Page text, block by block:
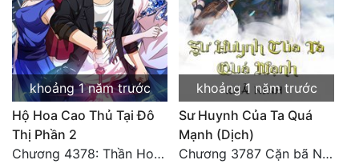
Cơ Trí
Sát Phạt Quyết Đoán
Vô Sỉ
Điềm Đạm
khoảng 1 năm trước
Hộ Hoa Cao Thủ Tại Đô
Thị Phần 2
Chương 4378: Thần Hoàng Hạ Thiên (Đại kết cục) (03)
khoảng 1 năm trước
Sư Huynh Của Ta Quá
Mạnh (Dịch)
Chương 3787 Cặn bã Nam Thiên Đạo